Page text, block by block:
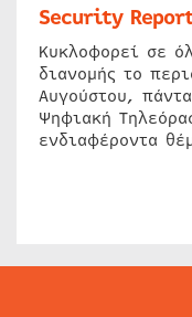
Security
Κυκλοφορεί σε
διανομής το
Αυγούστου,
Ψηφιακή
ενδιαφέροντα